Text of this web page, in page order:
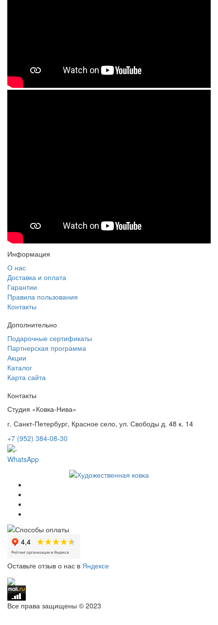
Информация
О нас
Доставка и оплата
Гарантии
Правила пользования
Контакты
Дополнительно
Подарочные сертификаты
Партнерская программа
Акции
Каталог
Карта сайта
Контакты
Студия «Ковка-Нива»
г. Санкт-Петербург, Красное село, ул. Свободы д. 48 к. 14
+7 (952) 384-08-30
WhatsApp
Оставьте отзыв о нас в Яндексе
Все права защищены © 2023